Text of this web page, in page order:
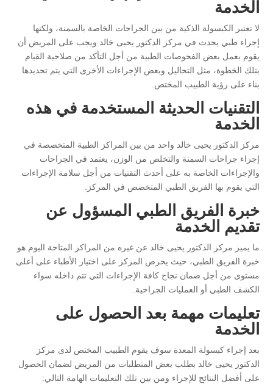
الخدمة
لا تعتبر الكبسولة الذكية من بين الجراحات الخاصة بالسمنة، ولكنها
إجراء طبي يحدث في مركز الدكتور يحيى خالد ويجب على المريض أن
يقوم بعمل بعض الفحوصات الطبية من أجل التأكد من صلاحية القيام
بتلك الخطوة، مثل التحاليل وبعض الإجراءات الأخرى التي يتم تحديدها
بناء على رؤية الطبيب المختص.
التقنيات الحديثة المستخدمة في هذه
الخدمة
مركز الدكتور يحيى خالد واحد من بين المراكز الطبية المتخصصة في
إجراء جراحات السمنة والتخلص من الوزن، يعتمد في الجراحات
والإجراءات الخاصة به على أحدث التقنيات من أجل سلامة الإجراءات
التي يقوم بها الفريق الطبي المتخصص في المركز.
خبرة الفريق الطبي المسؤول عن
تقديم الخدمة
ما يميز مركز الدكتور يحيى خالد عن غيره من المراكز المتاحة اليوم هو
خبرة الفريق الطبي، حيث يحرص المركز على اختيار الأطباء على أعلى
مستوى من أجل ضمان نجاح كافة الإجراءات التي تتم داخله سواء
الكشف الطبي أو العمليات الجراحية.
تعليمات مهمة بعد الحصول على
الخدمة
بعد إجراء كبسولة المعدة سوف يقوم الطبيب المختص لدى مركز
الدكتور يحيى خالد بطلب بعض المتطلبات من المريض لضمان الحصول
على أفضل النتائج للإجراء ومن بين تلك التعليمات الهامة التالي: